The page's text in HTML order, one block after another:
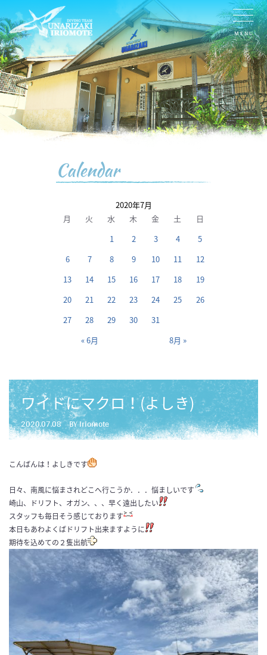
MENU
Calendar
2020年7月
月
火 水 木 金 土 日
« 6月 8月 »
1 2 3 4
5
6
7 8 9 10 11
12
13
14 15 16 17 18
19
20
21 22 23 24 25
26
27
28 29 30 31
ワイドにマクロ！(よしき)
2020.07.08 BY iriomote
こんばんは！よしきです
日々、南風に悩まされどこへ行こうか．．．悩ましいです
崎山、ドリフト、オガン、、、早く遠出したい
スタッフも毎日そう感じております
本日もあわよくばドリフト出来ますように
期待を込めての２隻出航